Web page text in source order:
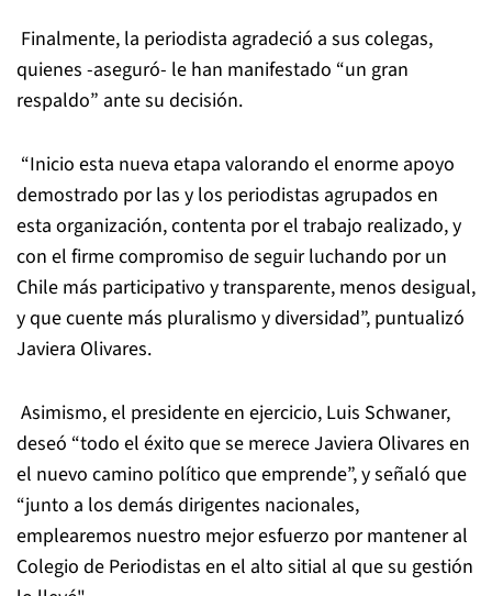
Finalmente, la periodista agradeció a sus colegas,
quienes -aseguró- le han manifestado “un gran
respaldo” ante su decisión.
“Inicio esta nueva etapa valorando el enorme apoyo
demostrado por las y los periodistas agrupados en
esta organización, contenta por el trabajo realizado, y
con el firme compromiso de seguir luchando por un
Chile más participativo y transparente, menos desigual,
y que cuente más pluralismo y diversidad”, puntualizó
Javiera Olivares.
Asimismo, el presidente en ejercicio, Luis Schwaner,
deseó “todo el éxito que se merece Javiera Olivares en
el nuevo camino político que emprende”, y señaló que
“junto a los demás dirigentes nacionales,
emplearemos nuestro mejor esfuerzo por mantener al
Colegio de Periodistas en el alto sitial al que su gestión